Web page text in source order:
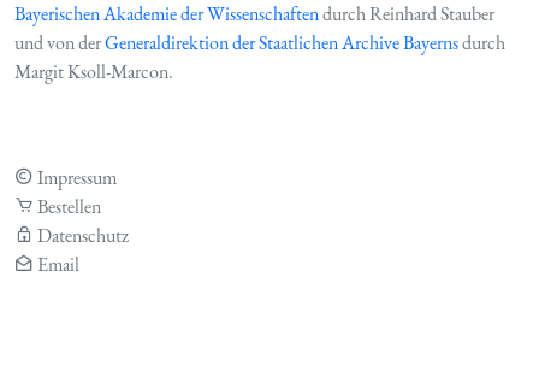
Bayerischen Akademie der Wissenschaftendurch Reinhard Stauber
und von derGeneraldirektion der Staatlichen Archive Bayernsdurch
Margit Ksoll-Marcon.
Impressum
Bestellen
Datenschutz
Email